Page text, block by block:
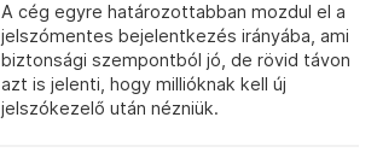
A cég egyre határozottabban mozdul el a
jelszómentes bejelentkezés irányába, ami
biztonsági szempontból jó, de rövid távon
azt is jelenti, hogy millióknak kell új
jelszókezelő után nézniük.